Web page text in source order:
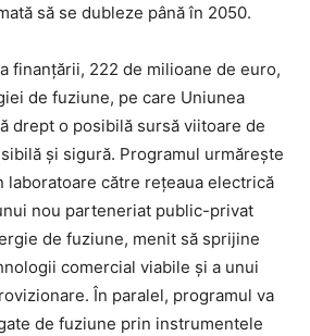
să se dubleze până în 2050.
finanțării, 222 de milioane de euro,
de fuziune, pe care Uniunea
drept o posibilă sursă viitoare de
și sigură. Programul urmărește
laboratoare către rețeaua electrică
nou parteneriat public-privat
de fuziune, menit să sprijine
comercial viabile și a unui
În paralel, programul va
de fuziune prin instrumentele